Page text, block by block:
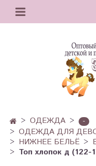
ОДЕЖДА
-
ОДЕЖДА ДЛЯ
НИЖНЕЕ БЕЛЬЁ
Топ хлопок д (122-